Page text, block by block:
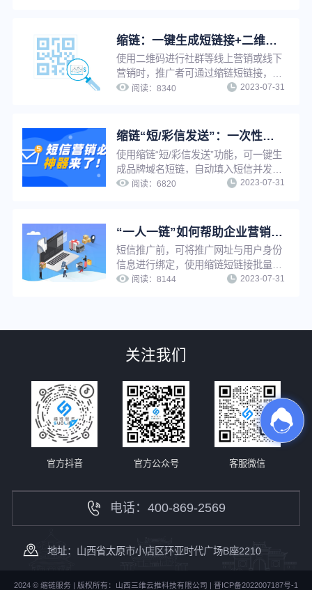
缩链：一键生成短链接+二维码，支持修改原链接，换链不换码
使用二维码进行社群等线上营销或线下
营销时，推广者可通过缩链短链接，将
长链接一键缩短的同时生成对应二维
并提升工作效率。
阅读：8340 2023-07-31
缩链“短/彩信发送”：一次性解决短信营销效率低、成本高、转化效果差
使用缩链“短/彩信发送”功能，可一键生
成品牌域名短链，自动填入短信并发
送，无需多平台切换，有效提升工作效
提供完整的数据分析线路，并且对接了
大量优质短信服务商，可有效解决营销
短信成本高、被拦截、转化差等问题。
阅读：6820 2023-07-31
“一人一链”如何帮助企业营销推广提升转化效果？
短信推广前，可将推广网址与用户身份
信息进行绑定，使用缩链短链接批量生
成或API生成功能将推广网址生成为一
效提升短信推广转化效果。
阅读：8144 2023-07-31
关注我们
官方抖音 官方公众号 客服微信
电话：400-869-2569
地址：山西省太原市小店区环亚时代广场B座2210
2024 © 缩链服务 | 版权所有：山西三维云推科技有限公司 | 晋ICP备2022007187号-1